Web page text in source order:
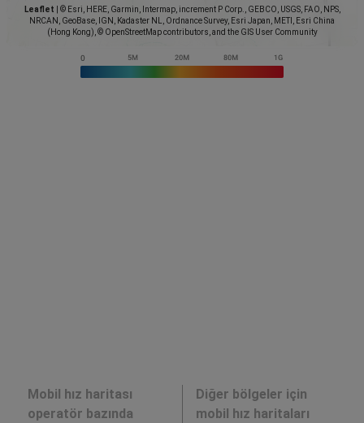
Leaflet
© Esri, HERE, Garmin, Intermap, increment P Corp., GEBCO, USGS, FAO, NPS,
NRCAN, GeoBase, IGN, Kadaster NL, Ordnance Survey, Esri Japan, METI, Esri China
(Hong Kong), © OpenStreetMap contributors, and the GIS User Community
Mobil hız haritası
operatör bazında
Diğer bölgeler için
mobil hız haritaları